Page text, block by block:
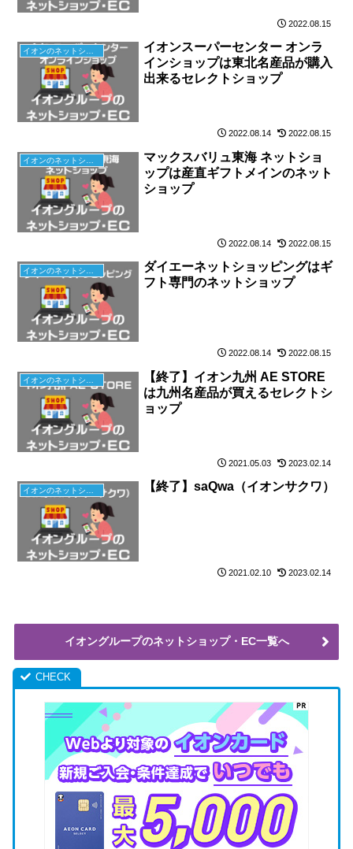
2022.08.15
イオンスーパーセンター オンラ
インショップは東北名産品が購入
出来るセレクトショップ
2022.08.14 2022.08.15
マックスバリュ東海 ネットショ
ップは産直ギフトメインのネット
ショップ
2022.08.14 2022.08.15
ダイエーネットショッピングはギ
フト専門のネットショップ
2022.08.14 2022.08.15
【終了】イオン九州 AE STORE
は九州名産品が買えるセレクトシ
ョップ
2021.05.03 2023.02.14
【終了】saQwa（イオンサクワ）
2021.02.10 2023.02.14
イオングループのネットショップ・EC一覧へ